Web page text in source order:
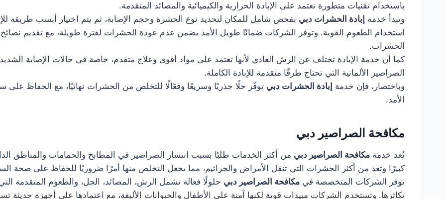
باستخدام تقنيات متطورة تعتمد على الإبادة الحرارية والكيميائية والمصائد المتقدمة.
وتبدأ خدمة إبادة الحشرات دبي بفحص شامل للمكان لتحديد نوع الحشرة وحجم الإصابة، ثم يتم اختيار أنسب طريقة
استخدام الطعوم القوية. وتوفر الشركات ضمانًا طويل الأمد يضمن عدم عودة الحشرات لفترة طويلة، مع تقديم
الحشرات.
كما أن خدمة الإبادة تختلف عن الرش العادي لأنها تعتمد على مواد أقوى وعلاج متقدم، خاصة في حالات الإصابة
الصراصير الألمانية التي تحتاج طرقًا متقدمة للإبادة الكاملة.
وباختصار، فإن خدمة إبادة الحشرات دبي توفّر حلًا جذريًا وسريعًا وفعّالًا للتخلص من الحشرات نهائيًا، مع الحفاظ على
الأمد.
مكافحة الصراصير دبي
تُعد خدمة مكافحة الصراصير دبي من أكثر الخدمات طلبًا بسبب انتشار الصراصير في المطابخ والحمامات والمناطق
كبيرًا وتعد من أكثر الحشرات التي تنقل الأمراض والجراثيم، مما يجعل التخلص منها أمرًا ضروريًا للحفاظ على صحة
توفر الشركات المتخصصة في مكافحة الصراصير دبي حلولًا فعالة تشمل الرش، المصائد، الجل، والطعوم المتقدمة
تكاثرها. وتستخدم الشركات مبيدات قوية لكنها آمنة على الأطفال والحيوانات الأليفة، مع اعتمادها على أجهزة